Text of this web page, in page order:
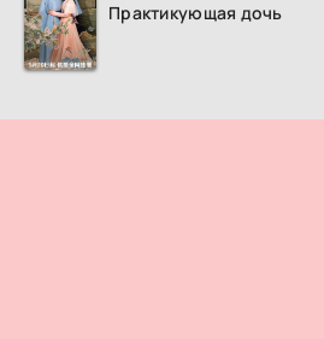
Практикующая дочь